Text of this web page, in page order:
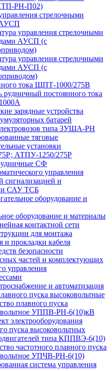
РН-П02)
стрелочными
АУСП
управления стрелочными
АУСП (с
управления стрелочными
АУСП (с
тока ЩПТ-1000/275В
рудничный постоянного тока
зарядные устройства
батарей
типа ЗУША-РН
тяговые
установки
АТПУ-1250/275Р
СФ
управления
сигнализацией и
САУ ТСБ
оборудование и
оборудование и материалы
контактной сети
для монтажа
и прокладки кабеля
безопасности
частей и комплектующих
управления
и автоматизация
пуска высоковольтные
плавного пуска
УППВ-РН-6(10)кВ
электрооборудования
пуска высоковольтных
типа КППВЭ-6(10)
частотного плавного пуска
УПЧВ-РН-6(10)
система управления